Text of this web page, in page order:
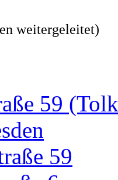
weitergeleitet)
59